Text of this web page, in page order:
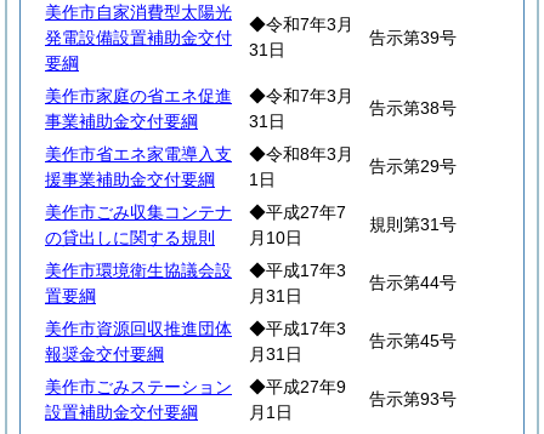
美作市自家消費型太陽光
発電設備設置補助金交付
要綱
◆令和7年3月
31日
告示第39号
美作市家庭の省エネ促進
事業補助金交付要綱
◆令和7年3月
31日
告示第38号
美作市省エネ家電導入支
援事業補助金交付要綱
◆令和8年3月
1日
告示第29号
美作市ごみ収集コンテナ
の貸出しに関する規則
◆平成27年7
月10日
規則第31号
美作市環境衛生協議会設
置要綱
◆平成17年3
月31日
告示第44号
美作市資源回収推進団体
報奨金交付要綱
◆平成17年3
月31日
告示第45号
美作市ごみステーション
設置補助金交付要綱
◆平成27年9
月1日
告示第93号